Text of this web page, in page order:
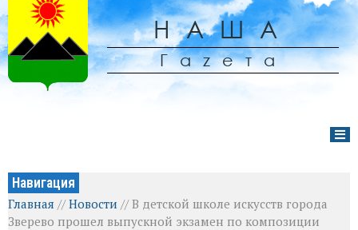
НАША
Гаzета
Навигация
Главная //Новости //В детской школе искусств города
Зверево прошел выпускной экзамен по композиции